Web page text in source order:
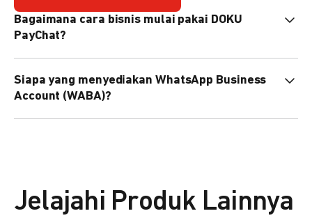
Bagaimana cara bisnis mulai pakai DOKU
PayChat?
nanti tim kami bantu setup. Bisa juga pakai nomor
WhatsApp bisnis yang sudah dimiliki sendiri, atau dari
DOKU yang buatkan WhatsApp Bisnis terverifikasi juga
Siapa yang menyediakan WhatsApp Business
Account (WABA)?
Jelajahi Produk Lainnya